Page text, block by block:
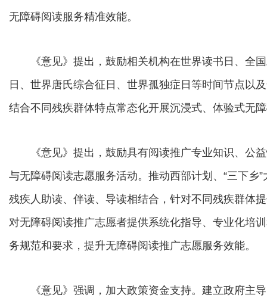
无障碍阅读服务精准效能。
《意见》提出，鼓励相关机构在世界读书日、全国
日、世界唐氏综合征日、世界孤独症日等时间节点以
结合不同残疾群体特点常态化开展沉浸式、体验式无
《意见》提出，鼓励具有阅读推广专业知识、公益
与无障碍阅读志愿服务活动。推动西部计划、“三下乡
残疾人助读、伴读、导读相结合，针对不同残疾群体
对无障碍阅读推广志愿者提供系统化指导、专业化培
务规范和要求，提升无障碍阅读推广志愿服务效能。
《意见》强调，加大政策资金支持。建立政府主导